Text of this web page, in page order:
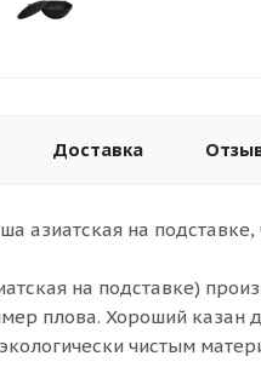
Доставка
азиатская на подставке,
на подставке)
плова. Хороший казан
чистым